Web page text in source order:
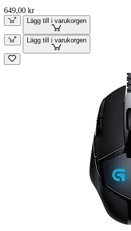
649,00 kr
Lägg till i varukorgen
Lägg till i varukorgen